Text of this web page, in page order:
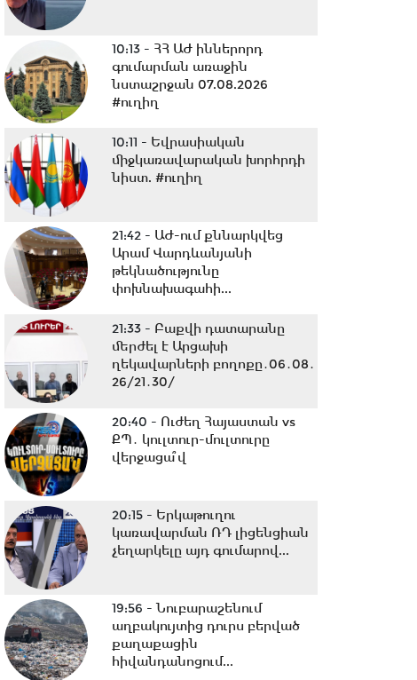
10:13 - ՀՀ ԱԺ իններորդ
գումարման առաջին
նստաշրջան 07.08.2026
#ուղիղ
10:11 - Եվրասիական
միջկառավարական խորհրդի
նիստ. #ուղիղ
21:42 - ԱԺ-ում քննարկվեց
Արամ Վարդևանյանի
թեկնածությունը
փոխնախագահի...
21:33 - Բաքվի դատարանը
մերժել է Արցախի
ղեկավարների բողոքը․06․08․
26/21․30/
20:40 - Ուժեղ Հայաստան vs
ՔՊ․ կուլտուր-մուլտուրը
վերջացա՞վ
20:15 - Երկաթուղու
կառավարման ՌԴ լիցենցիան
չեղարկելը այդ գումարով...
19:56 -Նուբարաշենում
աղբակույտից դուրս բերված
քաղաքացին
հիվանդանոցում...